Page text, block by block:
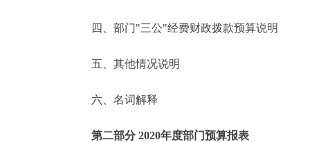
便民服务
中介服务
政民互动
四、部门"三公"经费财政拨款预算说明
五、其他情况说明
六、名词解释
第二部分 2020年度部门预算报表